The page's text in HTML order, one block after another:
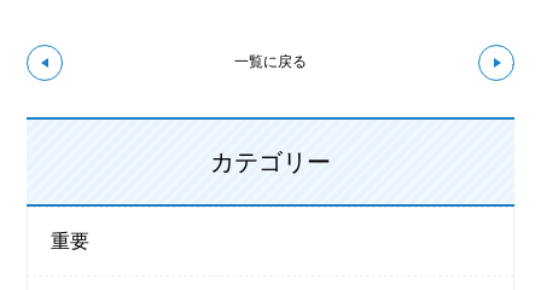
↼前の記事へ 次
一覧に戻る
カテゴリー
重要